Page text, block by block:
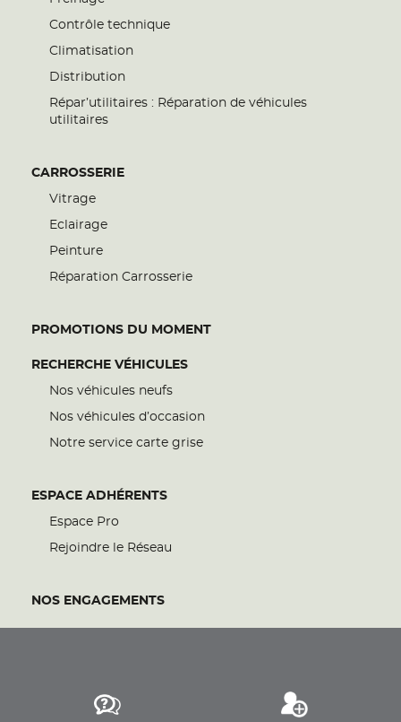
Contrôle technique
Climatisation
Distribution
Répar’utilitaires : Réparation de véhicules
utilitaires
CARROSSERIE
Vitrage
Eclairage
Peinture
Réparation Carrosserie
PROMOTIONS DU MOMENT
RECHERCHE VÉHICULES
Nos véhicules neufs
Nos véhicules d’occasion
Notre service carte grise
ESPACE ADHÉRENTS
Espace Pro
Rejoindre le Réseau
NOS ENGAGEMENTS